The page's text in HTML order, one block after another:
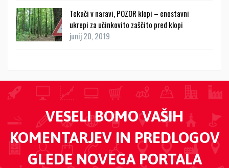
Tekači v naravi, POZOR klopi – enostavni
ukrepi za učinkovito zaščito pred klopi
junij 20, 2019
VESELI BOMO VAŠIH
KOMENTARJEV IN PREDLOGOV
GLEDE NOVEGA PORTALA